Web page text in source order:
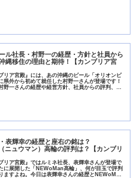
ル社長・村野一の経歴・方針と社員から
縄移住の理由と期待！【カンブリア宮
リア宮殿』には、あの沖縄のビール「オリオンビ
県外から初めて就任した村野一さんが登場です！
野一さんの経歴や経営方針、社員からの評判、村
表輝幸の経歴と座右の銘は？
ニュウマン）高輪の評判は？【カンブリ
リア宮殿』ではルミネ社長、表輝幸さんが登場で
に展開した「NEWoMan高輪」、何が目玉で評判
ますよね。今日は表輝幸さんの経歴とNEWoMan